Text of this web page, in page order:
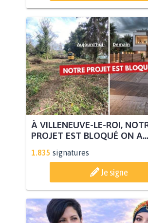
À VILLENEUVE-LE-ROI,
PROJET EST BLOQUÉ ON A...
1.835 signatures
Je signe